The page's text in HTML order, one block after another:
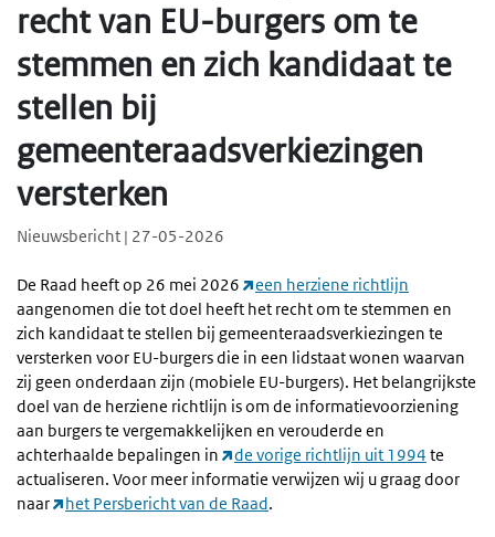
recht van EU-burgers om te
stemmen en zich kandidaat te
stellen bij
gemeenteraadsverkiezingen
versterken
Nieuwsbericht | 27-05-2026
De Raad heeft op 26 mei 2026
een herziene richtlijn
aangenomen die tot doel heeft het recht om te stemmen en
zich kandidaat te stellen bij gemeenteraadsverkiezingen te
versterken voor EU-burgers die in een lidstaat wonen waarvan
zij geen onderdaan zijn (mobiele EU-burgers). Het belangrijkste
doel van de herziene richtlijn is om de informatievoorziening
aan burgers te vergemakkelijken en verouderde en
achterhaalde bepalingen in
de vorige richtlijn uit 1994 te
actualiseren. Voor meer informatie verwijzen wij u graag door
naar
het Persbericht van de Raad.